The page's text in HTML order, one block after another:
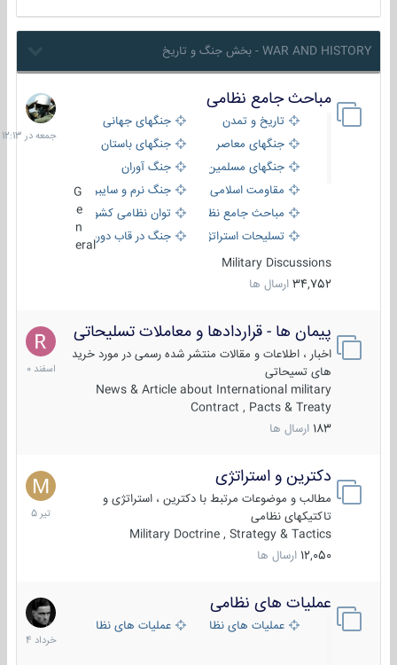
WAR AND HISTORY - بخش جنگ و تاریخ
مباحث جامع نظامی
تاریخ و تمدن
جنگهای جهانی
جنگهای معاصر
جنگهای باستان
جنگهای مسلمین
جنگ آوران
مقاومت اسلامی
جنگ نرم و سایبری
مباحث جامع نظامی
توان نظامی کشورها
تسلیحات استراتژیک
جنگ در قاب دوربین
eral
Military Discussions
34,752 ارسال ها
جمعه
در
12:13
پیمان ها - قراردادها و معاملات تسلیحاتی
اخبار ، اطلاعات و مقالات منتشر شده رسمی در مورد خرید
های تسیحاتی
News & Article about International military
Contract , Pacts & Treaty
183 ارسال ها
7
اسفند
1400
دکترین و استراتژی
مطالب و موضوعات مرتبط با دکترین ، استراتژی و
تاکتیکهای نظامی
Military Doctrine , Strategy & Tactics
12,050 ارسال ها
27
تیر
1405
عملیات های نظامی
عملیات های نظامی ایرانعملیات های نظامی خارجی
5
خرداد
1404